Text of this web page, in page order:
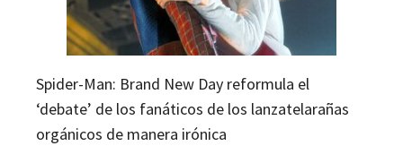
Spider-Man: Brand New Day reformula el
‘debate’ de los fanáticos de los lanzatelarañas
orgánicos de manera irónica